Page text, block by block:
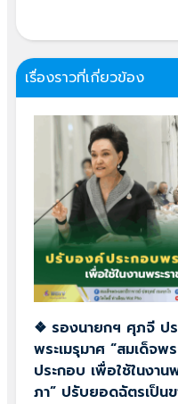
เรื่องราวที่เกี่ยวข้อง
❖ รองนายกฯ ศุภจี ปร
พระเมรุมาศ “สมเด็จ
ประกอบ เพื่อใช้ในงาน
ภา” ปรับยอดฉัตรเป็น